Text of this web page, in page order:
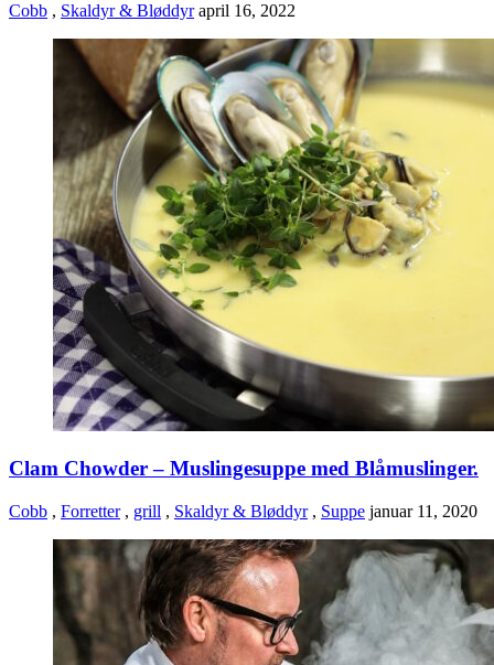
Cobb , Skaldyr & Bløddyr april 16, 2022
Clam Chowder – Muslingesuppe med Blåmuslinger.
Cobb , Forretter, grill , Skaldyr & Bløddyr, Suppe januar 11, 2020